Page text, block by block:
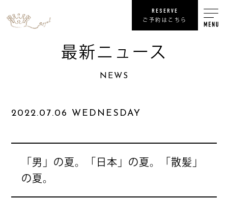
RESERVE
ご予約はこちら
RECRUIT
NEWS
最新ニュース
NEWS
2022.07.06 WEDNESDAY
「男」の夏。「日本」の夏。「散髪」
の夏。